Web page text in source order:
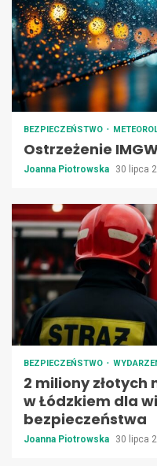
BEZPIECZEŃSTWO
Ostrzeżenie
Joanna Piotrowska 30 lipca
BEZPIECZEŃSTWO
2 miliony
w Łódzkiem dla
bezpieczeństwa
Joanna Piotrowska 30 lipca